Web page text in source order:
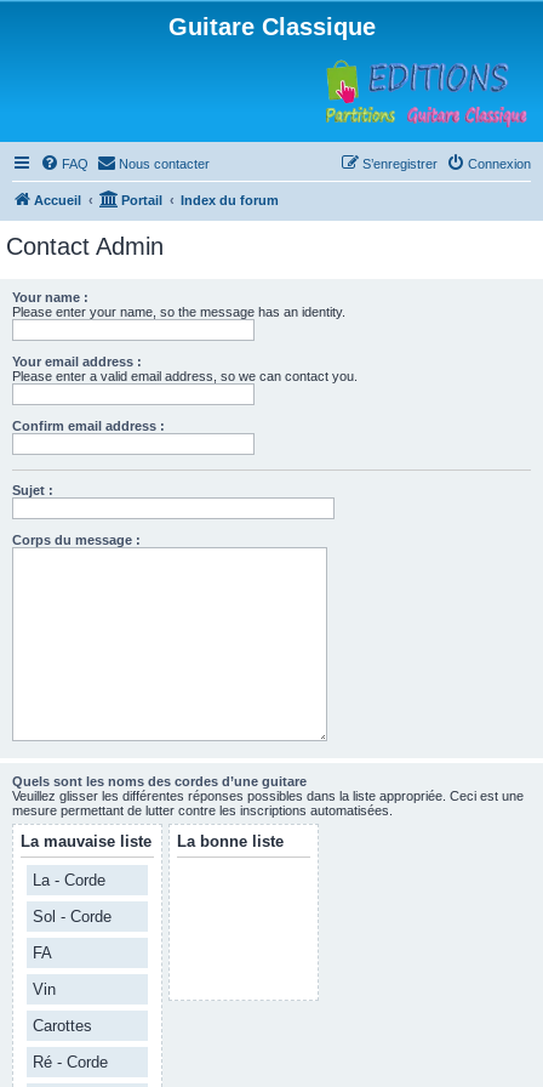
Guitare Classique
FAQ Nous contacter Connexion
S’enregistrer
Accueil Portail Index du forum
Contact Admin
Your name :
Please enter your name, so the message has an identity.
Your email address :
Please enter a valid email address, so we can contact you.
Confirm email address :
Sujet :
Corps du message :
Quels sont les noms des cordes d’une guitare
Veuillez glisser les différentes réponses possibles dans la liste appropriée. Ceci est une
mesure permettant de lutter contre les inscriptions automatisées.
La mauvaise liste
La - Corde
Sol - Corde
FA
Vin
Carottes
Ré - Corde
La bonne liste